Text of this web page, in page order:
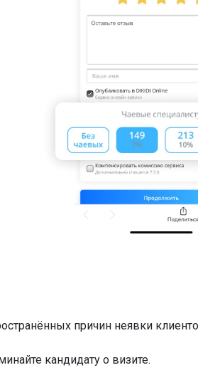
причин неявки
кандидату о визите.